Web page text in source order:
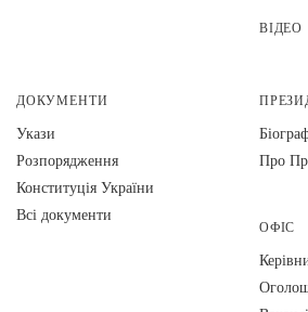
ВІДЕО
ДОКУМЕНТИ
Укази
Розпорядження
Конституція України
Всі документи
Про
ОФІС